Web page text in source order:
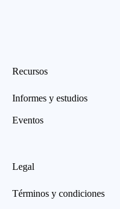
Recursos
Informes y estudios
Eventos
Legal
Términos y condiciones